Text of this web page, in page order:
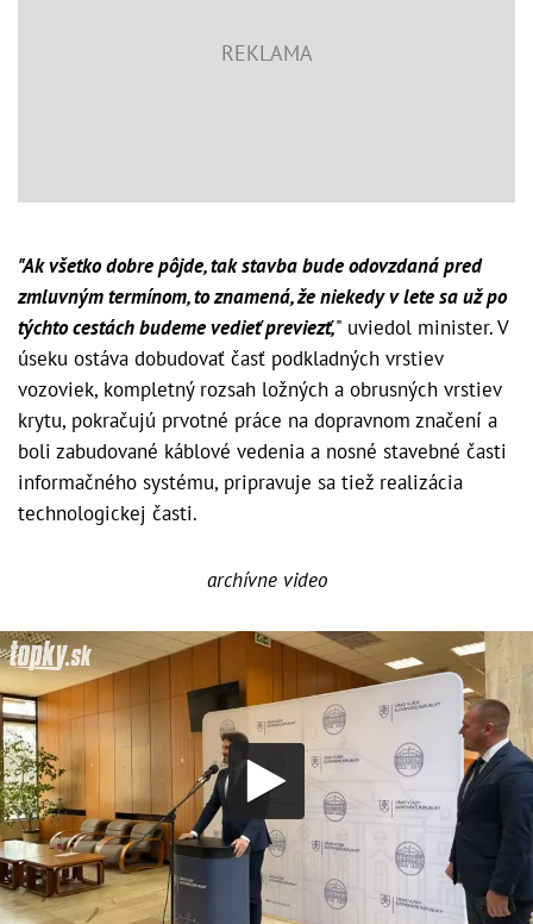
"Ak všetko dobre pôjde, tak stavba bude odovzdaná pred
zmluvným termínom, to znamená, že niekedy v lete sa už po
týchto cestách budeme vedieť previezť," uviedol minister. V
úseku ostáva dobudovať časť podkladných vrstiev
vozoviek, kompletný rozsah ložných a obrusných vrstiev
krytu, pokračujú prvotné práce na dopravnom značení a
boli zabudované káblové vedenia a nosné stavebné časti
informačného systému, pripravuje sa tiež realizácia
technologickej časti.
archívne video